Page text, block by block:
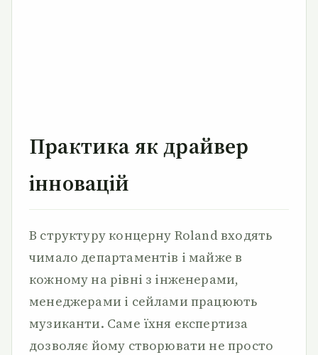
Практика як драйвер
інновацій
В структуру концерну Roland входять
чимало департаментів і майже в
кожному на рівні з інженерами,
менеджерами і сейлами працюють
музиканти. Саме їхня експертиза
дозволяє йому створювати не просто